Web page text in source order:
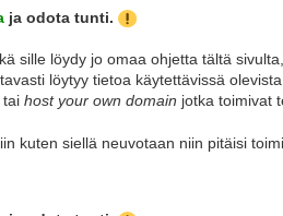
ja odota tunti.
sille löydy jo omaa ohjetta tältä
löytyy tietoa käytettävissä
tai host your own domain jotka toimivat
kuten siellä neuvotaan niin pitäisi